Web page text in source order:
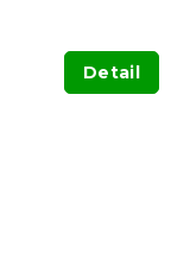
Detail